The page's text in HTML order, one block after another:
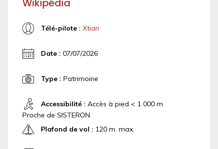
Wikipédia
Télé-pilote : Xtian
Date : 07/07/2026
Type : Patrimoine
Accessibilité : Accès à pied < 1 000 m.
Proche de SISTERON
Plafond de vol : 120 m. max.